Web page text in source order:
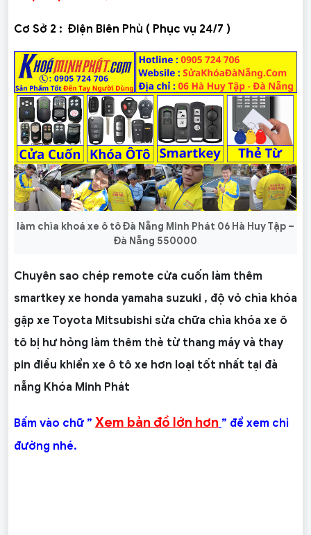
Cơ Sở 2 : Điện Biên Phủ ( Phục vụ 24/7 )
làm chìa khoá xe ô tô Đà Nẵng Minh Phát 06 Hà Huy Tập –
Đà Nẵng 550000
Chuyên sao chép remote cửa cuốn làm thêm
smartkey xe honda yamaha suzuki , độ vỏ chìa khóa
gập xe Toyota Mitsubishi sửa chữa chìa khóa xe ô
tô bị hư hỏng làm thêm thẻ từ thang máy và thay
pin điều khiển xe ô tô xe hơn loại tốt nhất tại đà
nẵng Khóa Minh Phát
Bấm vào chữ ” Xem bản đồ lớn hơn ” để xem chỉ
đường nhé.